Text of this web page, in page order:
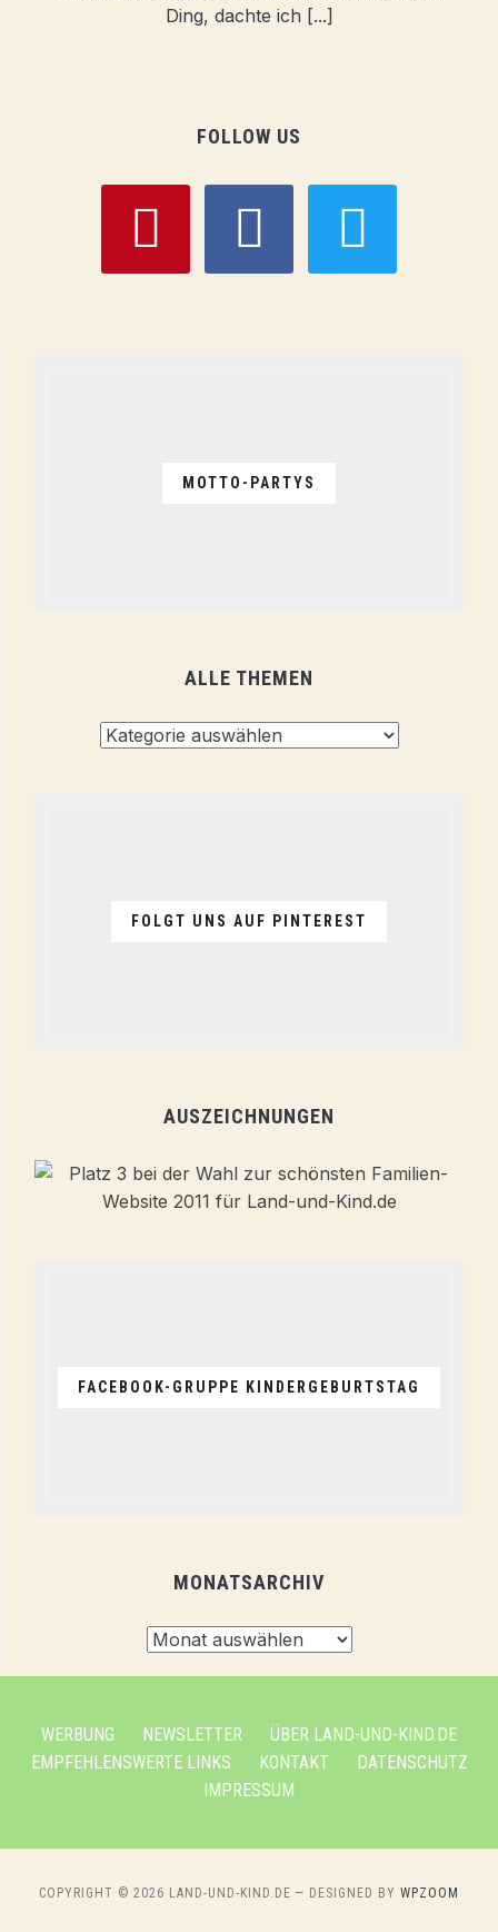
Ding, dachte ich [...]
FOLLOW US
MOTTO-PARTYS
ALLE THEMEN
FOLGT UNS AUF PINTEREST
AUSZEICHNUNGEN
FACEBOOK-GRUPPE KINDERGEBURTSTAG
MONATSARCHIV
WERBUNG NEWSLETTER
ÜBER LAND-UND-KIND.DE
EMPFEHLENSWERTE LINKS
KONTAKT
DATENSCHUTZ
IMPRESSUM
COPYRIGHT © 2026 LAND-UND-KIND.DE — DESIGNED BY WPZOOM